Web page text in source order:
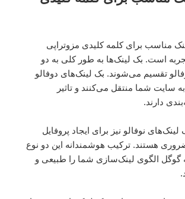
مناسب برای کلمه کلیدی مزوتراپی
است. بک لینک‌ها به طور کلی به دو
تقسیم می‌شوند. بک لینک‌های دوفالو
سایت شما منتقل می‌کنند و تاثیر
دارند.
نوفالو نیز برای ایجاد پروفایل
هستند. ترکیب هوشمندانه این دو نوع
الگوی لینک‌سازی شما را طبیعی و